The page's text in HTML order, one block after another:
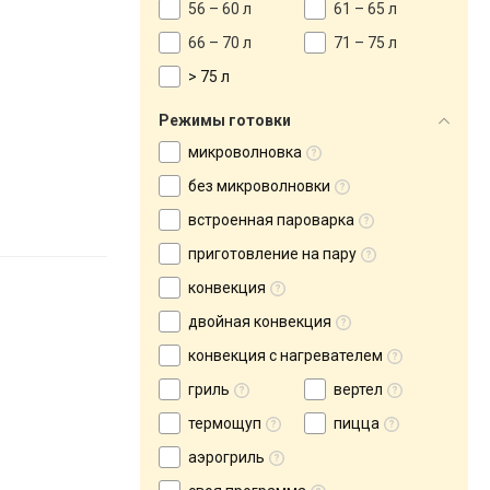
56 – 60 л
61 – 65 л
66 – 70 л
71 – 75 л
> 75 л
Режимы готовки
микроволновка
без микроволновки
встроенная пароварка
приготовление на пару
конвекция
двойная конвекция
конвекция с нагревателем
гриль
вертел
термощуп
пицца
аэрогриль